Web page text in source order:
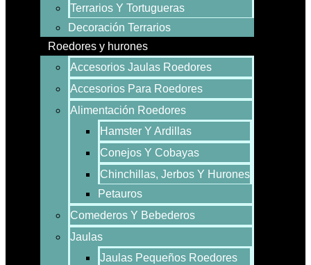
Terrarios Y Tortugueras
Decoración Terrarios
Roedores y hurones
Accesorios Jaulas Roedores
Accesorios Para Roedores
Alimentación Roedores
Hamster Y Ardillas
Conejos Y Cobayas
Chinchillas, Jerbos Y Hurones
Petauros
Comederos Y Bebederos
Jaulas
Jaulas Pequeños Roedores